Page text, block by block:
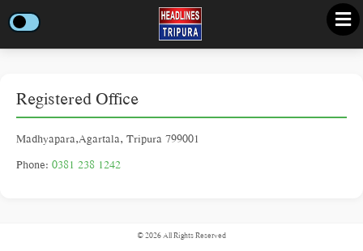
Registered Office
Madhyapara,Agartala, Tripura 799001
Phone: 0381 238 1242
©2026All Rights Reserved